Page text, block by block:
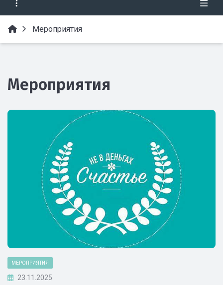
Мероприятия
Мероприятия
МЕРОПРИЯТИЯ
23.11.2025